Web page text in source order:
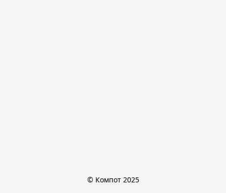
© Компот 2025